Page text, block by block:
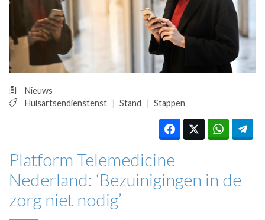
PRAKTIJKZAKEN
TARIEVEN
VPHUISARTSEN
MEDISCHE VAKHANDEL
REGISTRATIE
Nieuws
Huisartsendienstenst
Stand Stappen
Platform Telemedicine
Nederland: ‘Bezuinigingen in de
zorg niet nodig’